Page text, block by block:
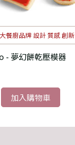
餐廚品牌 設計 質感 創新
- 夢幻餅乾壓模器
加入購物車